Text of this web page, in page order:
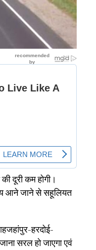
दूरी कम होगी।
आने जाने से सहूलियत
हरदोई-
सरल हो जाएगा एवं